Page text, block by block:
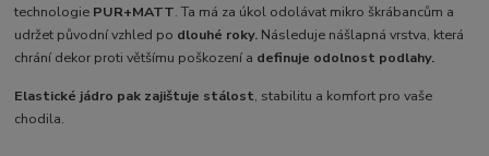
technologie PUR+MATT. Ta má za úkol odolávat mikro škrábancům a
udržet původní vzhled po dlouhé roky. Následuje nášlapná vrstva, která
chrání dekor proti většímu poškození a definuje odolnost podlahy.
Elastické jádro pak zajištuje stálost, stabilitu a komfort pro vaše
chodila.